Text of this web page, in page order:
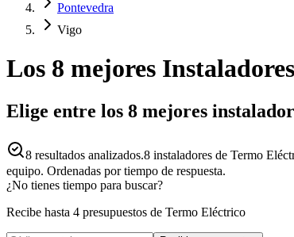
Pontevedra
Vigo
Los 8 mejores Instaladores
Elige entre los 8 mejores
8 resultados analizados.8 instaladores de Termo
equipo. Ordenadas por tiempo de respuesta.
¿No tienes tiempo para buscar?
Recibe hasta 4 presupuestos de Termo Eléctrico